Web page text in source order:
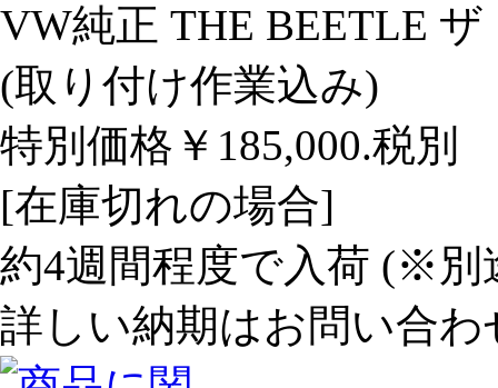
VW純正 THE BEETLE
(取り付け作業込み)
特別価格￥185,000.税別
[在庫切れの場合]
約4週間程度で入荷 (※別
詳しい納期はお問い合わ